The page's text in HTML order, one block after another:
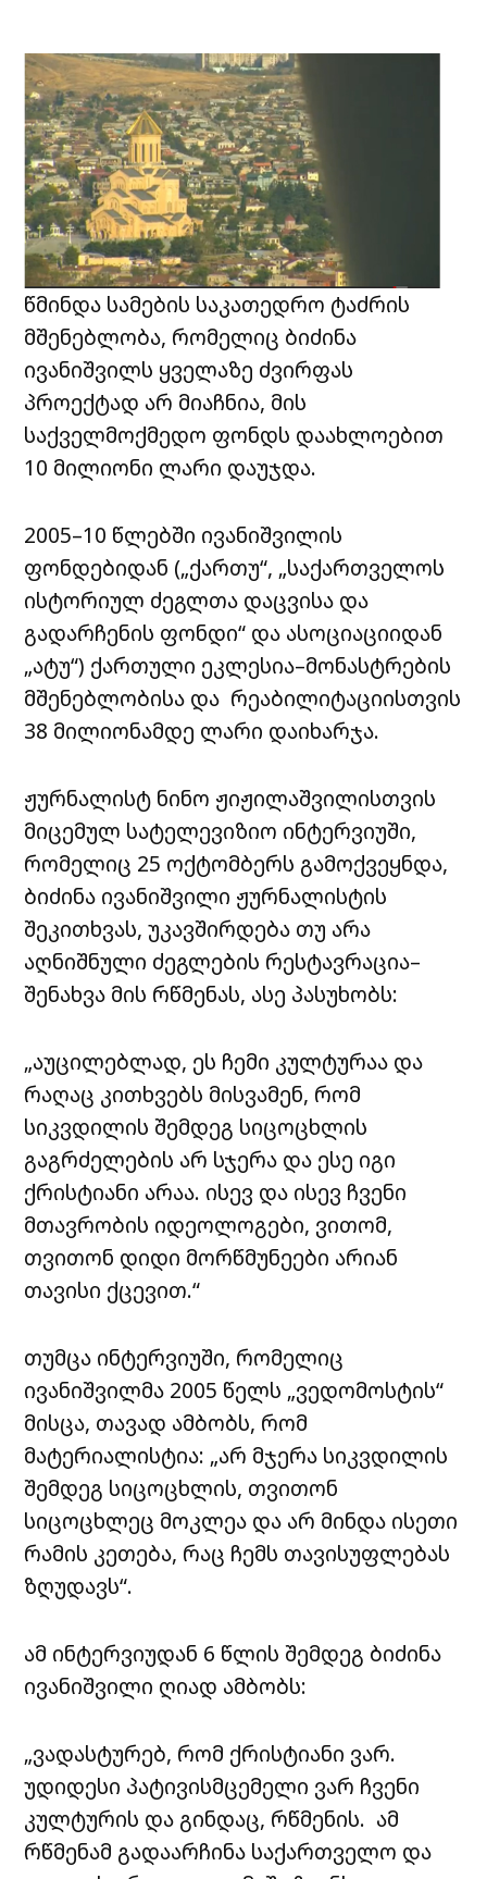
წმინდა სამების საკათედრო ტაძრის
მშენებლობა, რომელიც ბიძინა
ივანიშვილს ყველაზე ძვირფას
პროექტად არ მიაჩნია, მის
საქველმოქმედო ფონდს დაახლოებით
10 მილიონი ლარი დაუჯდა.
2005–10 წლებში ივანიშვილის
ფონდებიდან („ქართუ“, „საქართველოს
ისტორიულ ძეგლთა დაცვისა და
გადარჩენის ფონდი“ და ასოციაციიდან
„ატუ“) ქართული ეკლესია–მონასტრების
მშენებლობისა და რეაბილიტაციისთვის
38 მილიონამდე ლარი დაიხარჯა.
ჟურნალისტ ნინო ჟიჟილაშვილისთვის
მიცემულ სატელევიზიო ინტერვიუში,
რომელიც 25 ოქტომბერს გამოქვეყნდა,
ბიძინა ივანიშვილი ჟურნალისტის
შეკითხვას, უკავშირდება თუ არა
აღნიშნული ძეგლების რესტავრაცია–
შენახვა მის რწმენას, ასე პასუხობს:
„აუცილებლად, ეს ჩემი კულტურაა და
რაღაც კითხვებს მისვამენ, რომ
სიკვდილის შემდეგ სიცოცხლის
გაგრძელების არ სჯერა და ესე იგი
ქრისტიანი არაა. ისევ და ისევ ჩვენი
მთავრობის იდეოლოგები, ვითომ,
თვითონ დიდი მორწმუნეები არიან
თავისი ქცევით.“
თუმცა ინტერვიუში, რომელიც
ივანიშვილმა 2005 წელს „ვედომოსტის“
მისცა, თავად ამბობს, რომ
მატერიალისტია: „არ მჯერა სიკვდილის
შემდეგ სიცოცხლის, თვითონ
სიცოცხლეც მოკლეა და არ მინდა ისეთი
რამის კეთება, რაც ჩემს თავისუფლებას
ზღუდავს“.
ამ ინტერვიუდან 6 წლის შემდეგ ბიძინა
ივანიშვილი ღიად ამბობს:
„ვადასტურებ, რომ ქრისტიანი ვარ.
უდიდესი პატივისმცემელი ვარ ჩვენი
კულტურის და გინდაც, რწმენის. ამ
რწმენამ გადაარჩინა საქართველო და